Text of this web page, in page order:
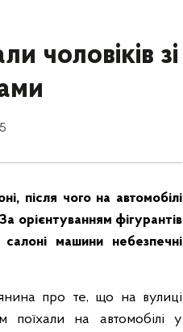
чоловіків зі
після чого на автомобілі
орієнтуванням фігурантів
салоні машини небезпечні
про те, що на вулиці
поїхали на автомобілі у